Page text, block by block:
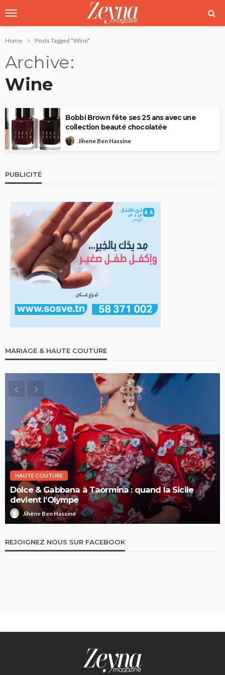
Home Posts Tagged "Wine"
Archive
Wine
Bobbi Brown fête ses 25 ans avec une
collection beauté chocolatée
Jihene Ben Hassine
PUBLICITÉ
MARIAGE & HAUTE COUTURE
HAUTE COUTURE
Dolce & Gabbana à Taormina : quand la Sicile
devient l’Olympe
Jihène Ben Hassine
REJOIGNEZ NOUS SUR FACEBOOK